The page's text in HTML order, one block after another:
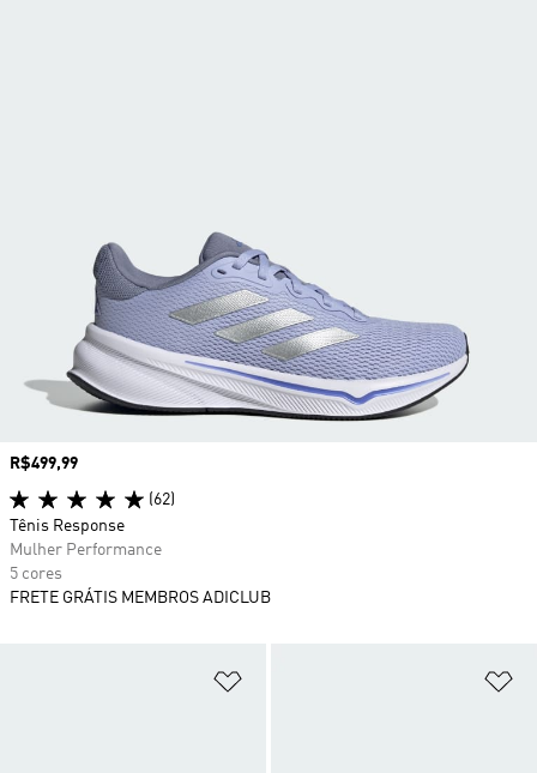
Preço
R$499,99
(62)
Tênis Response
Mulher Performance
5 cores
FRETE GRÁTIS MEMBROS ADICLUB